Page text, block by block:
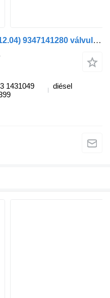
WABCO 4-series 124 (01.95-12.04) 9347141280 válvula neumática para Scania 4-series (1995-2006) cabeza tractora
1431049
diésel